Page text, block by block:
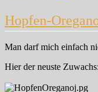
Hopfen-
Man darf mich einfach
Hier der neuste Zuwachs: